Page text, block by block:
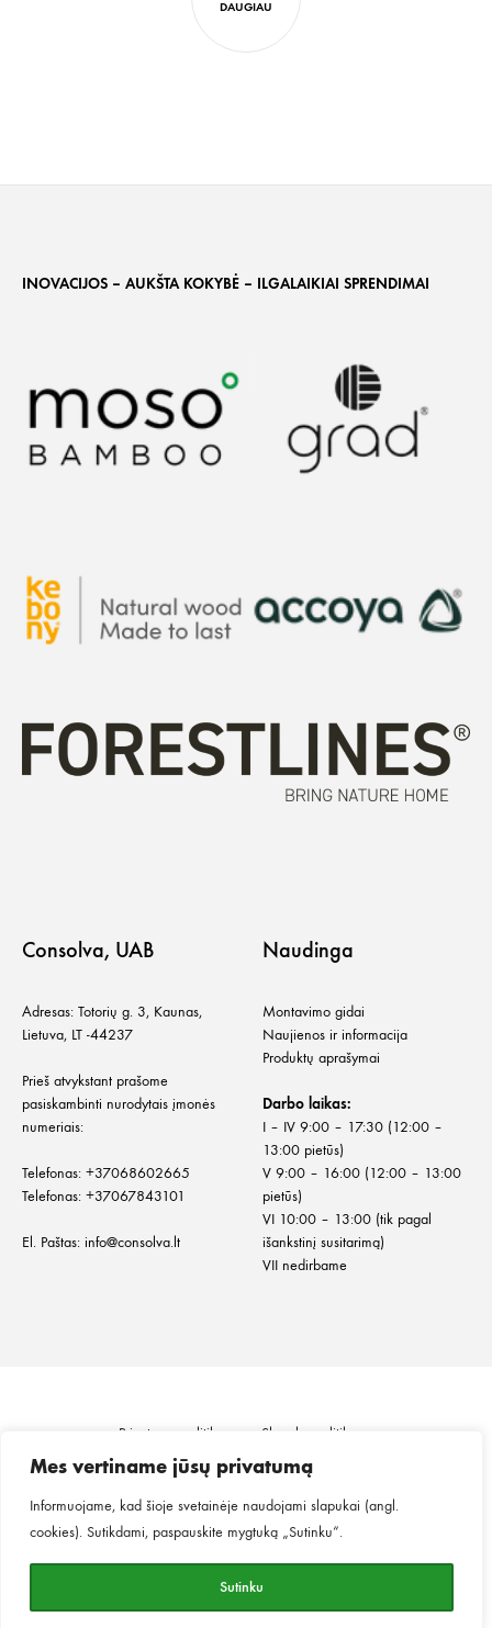
Mes vertiname jūsų privatumą
Informuojame, kad šioje svetainėje naudojami slapukai (angl.
cookies). Sutikdami, paspauskite mygtuką „Sutinku“.
Sutinku
DAUGIAU
INOVACIJOS – AUKŠTA KOKYBĖ – ILGALAIKIAI SPRENDIMAI
Consolva, UAB
Adresas: Totorių g. 3, Kaunas,
Lietuva, LT -44237
Prieš atvykstant prašome
pasiskambinti nurodytais įmonės
numeriais:
Telefonas: +37068602665
Telefonas: +37067843101
El. Paštas: info@consolva.lt
Naudinga
Montavimo gidai
Naujienos ir informacija
Produktų aprašymai
Darbo laikas:
I – IV 9:00 – 17:30 (12:00 –
13:00 pietūs)
V 9:00 – 16:00 (12:00 – 13:00
pietūs)
VI 10:00 – 13:00 (tik pagal
išankstinį susitarimą)
VII nedirbame
Privatumo politika
Slapukų politika
Informacija klientui
Prekių grąžinimas ir keitimas
Pirkimo taisyklės